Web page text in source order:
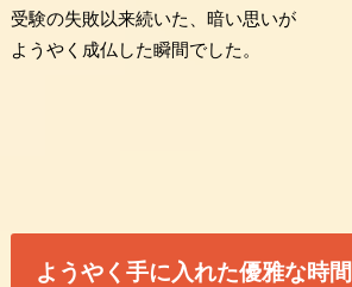
受験の失敗以来続いた、暗い思いが
ようやく成仏した瞬間でした。
ようやく手に入れた優雅な時間